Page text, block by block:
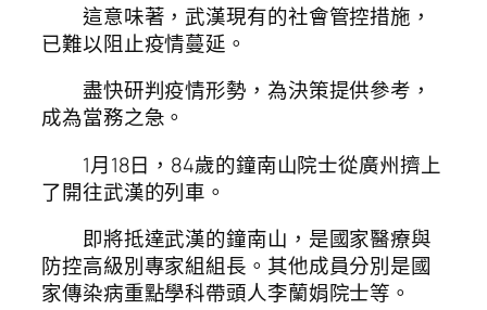
這意味著，武漢現有的社會管控措施，
已難以阻止疫情蔓延。
盡快研判疫情形勢，為決策提供參考，
成為當務之急。
1月18日，84歲的鐘南山院士從廣州擠上
了開往武漢的列車。
即將抵達武漢的鐘南山，是國家醫療與
防控高級別專家組組長。其他成員分別是國
家傳染病重點學科帶頭人李蘭娟院士等。